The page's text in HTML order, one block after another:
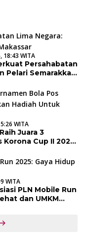
18:43 WITA
Persahabatan
Pelari Semarakkan
WITA
Juara 3
Cup II 2025
WITA
PLN Mobile Run
dan UMKM